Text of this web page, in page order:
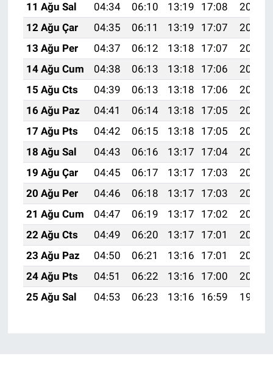
11 Ağu Sal
04:34 06:10 13:19 17:08
20:18
12 Ağu Çar
04:35 06:11 13:19 17:07
20:17
13 Ağu Per
04:37 06:12 13:18 17:07
20:15
14 Ağu Cum
04:38 06:13 13:18 17:06
20:14
15 Ağu Cts
04:39 06:13 13:18 17:06
20:13
16 Ağu Paz
04:41 06:14 13:18 17:05
20:11
17 Ağu Pts
04:42 06:15 13:18 17:05
20:10
18 Ağu Sal
04:43 06:16 13:17 17:04
20:09
19 Ağu Çar
04:45 06:17 13:17 17:03
20:07
20 Ağu Per
04:46 06:18 13:17 17:03
20:06
21 Ağu Cum
04:47 06:19 13:17 17:02
20:04
22 Ağu Cts
04:49 06:20 13:17 17:01
20:03
23 Ağu Paz
04:50 06:21 13:16 17:01
20:02
24 Ağu Pts
04:51 06:22 13:16 17:00
20:00
25 Ağu Sal
04:53 06:23 13:16 16:59 19:59